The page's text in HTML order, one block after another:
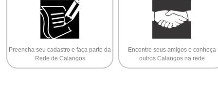
Preencha seu cadastro e faça parte da
Rede de Calangos
Encontre seus amigos e conheça
outros Calangos na rede